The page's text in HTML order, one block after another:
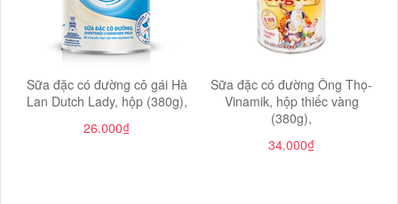
Sữa đặc có đường cô gái Hà
Lan Dutch Lady, hộp (380g),
26.000₫
Sữa đặc có đường Ông Thọ-
Vinamik, hộp thiếc vàng
(380g),
34.000₫